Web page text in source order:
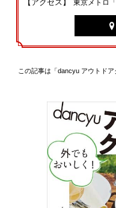
【アクセス】 東京メトロ
この記事は「dancyu アウトド